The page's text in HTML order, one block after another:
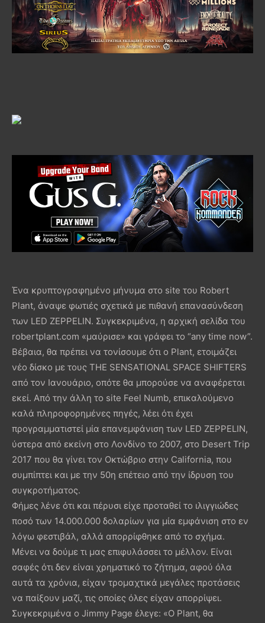
Ένα κρυπτογραφημένο μήνυμα στο site του Robert
Plant, άναψε φωτιές σχετικά με πιθανή επανασύνδεση
των LED ZEPPELIN. Συγκεκριμένα, η αρχική σελίδα του
robertplant.com «μαύρισε» και γράφει το “any time now”.
Βέβαια, θα πρέπει να τονίσουμε ότι ο Plant, ετοιμάζει
νέο δίσκο με τους THE SENSATIONAL SPACE SHIFTERS
από τον Ιανουάριο, οπότε θα μπορούσε να αναφέρεται
εκεί. Από την άλλη το site Feel Numb, επικαλούμενο
καλά πληροφορημένες πηγές, λέει ότι έχει
προγραμματιστεί μία επανεμφάνιση των LED ZEPPELIN,
ύστερα από εκείνη στο Λονδίνο το 2007, στο Desert Trip
2017 που θα γίνει τον Οκτώβριο στην California, που
συμπίπτει και με την 50η επέτειο από την ίδρυση του
συγκροτήματος.
Φήμες λένε ότι και πέρυσι είχε προταθεί το ιλιγγιώδες
ποσό των 14.000.000 δολαρίων για μία εμφάνιση στο εν
λόγω φεστιβάλ, αλλά απορρίφθηκε από το σχήμα.
Μένει να δούμε τι μας επιφυλάσσει το μέλλον. Είναι
σαφές ότι δεν είναι χρηματικό το ζήτημα, αφού όλα
αυτά τα χρόνια, είχαν τρομαχτικά μεγάλες προτάσεις
να παίξουν μαζί, τις οποίες όλες είχαν απορρίψει.
Συγκεκριμένα ο Jimmy Page έλεγε: «Ο Plant, θα